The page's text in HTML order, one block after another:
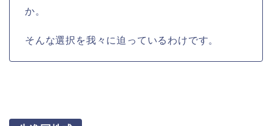
か。
そんな選択を我々に迫っているわけです。